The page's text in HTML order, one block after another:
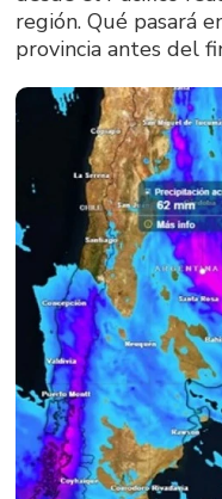
región. Qué pasará
provincia antes del